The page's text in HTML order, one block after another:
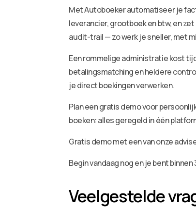
Met Autoboeker automatiseer je
leverancier, grootboek en btw, en
audit-trail — zo werk je sneller, met
Een rommelige administratie kost
betalingsmatching en heldere
je direct boekingen verwerken.
Plan een gratis demo voor
boeken: alles geregeld in één
Gratis demo met een van onze
Begin vandaag nog en je bent
Veelgestelde